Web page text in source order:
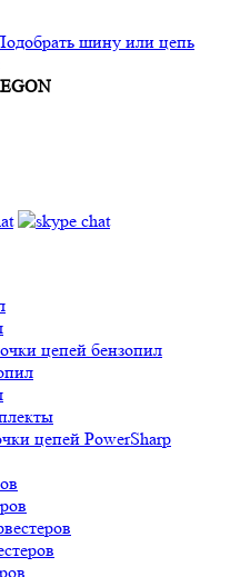
шину или цепь
цепей бензопил
цепей PowerSharp